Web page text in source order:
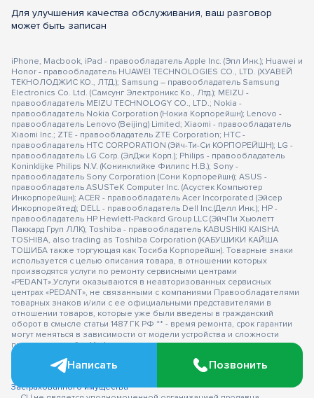
Для улучшения качества обслуживания, ваш разговор
может быть записан
iPhone, Macbook, iPad - правообладатель Apple Inc. (Эпл Инк.); Huawei и
Honor - правообладатель HUAWEI TECHNOLOGIES CO., LTD. (ХУАВЕЙ
ТЕКНОЛОДЖИС КО., ЛТД.); Samsung – правообладатель Samsung
Electronics Co. Ltd. (Самсунг Электроникс Ко., Лтд.); MEIZU -
правообладатель MEIZU TECHNOLOGY CO., LTD.; Nokia -
правообладатель Nokia Corporation (Нокиа Корпорейшн); Lenovo -
правообладатель Lenovo (Beijing) Limited; Xiaomi - правообладатель
Xiaomi Inc.; ZTE - правообладатель ZTE Corporation; HTC -
правообладатель HTC CORPORATION (Эйч-Ти-Си КОРПОРЕЙШН); LG -
правообладатель LG Corp. (ЭлДжи Корп.); Philips - правообладатель
Koninklijke Philips N.V. (Конинклийке Филипс Н.В.); Sony -
правообладатель Sony Corporation (Сони Корпорейшн); ASUS -
правообладатель ASUSTeK Computer Inc. (Асустек Компьютер
Инкорпорейшн); ACER - правообладатель Acer Incorporated (Эйсер
Инкорпорейтед); DELL - правообладатель Dell Inc.(Делл Инк.); HP -
правообладатель HP Hewlett-Packard Group LLC (ЭйчПи Хьюлетт
Паккард Груп ЛЛК); Toshiba - правообладатель KABUSHIKI KAISHA
TOSHIBA, also trading as Toshiba Corporation (КАБУШИКИ КАЙША
ТОШИБА также торгующая как Тосиба Корпорейшн). Товарные знаки
используется с целью описания товара, в отношении которых
производятся услуги по ремонту сервисными центрами
«PEDANT».Услуги оказываются в неавторизованных сервисных
центрах «PEDANT», не связанными с компаниями Правообладателями
товарных знаков и/или с ее официальными представителями в
отношении товаров, которые уже были введены в гражданский
оборот в смысле статьи 1487 ГК РФ ** - время ремонта, срок гарантии
могут меняться в зависимости от модели устройства и сложности
проводимых работ Информация о соответствующих моделях и
комплектациях и их наличии, ценах, возможных выгодах и условиях
приобретения доступна в сервисных центрах Pedant.ru. Не является
публичной офертой.
Застрахованного имущества
Написать Позвонить